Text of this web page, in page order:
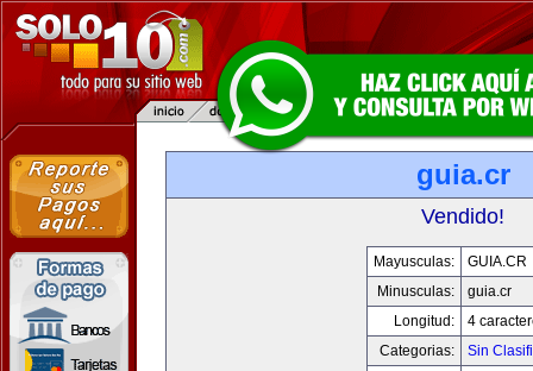
guia.cr
Vendido!
Mayusculas:
GUIA.CR
Minusculas:
guia.cr
Longitud:
4
Categorias:
Sin